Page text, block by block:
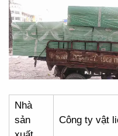
Nhà
sản
Công ty vật